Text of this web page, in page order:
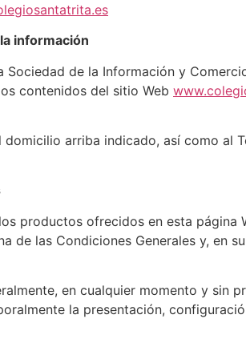
información
de la Información y
contenidos del sitio Web
arriba indicado, así como al
productos ofrecidos en esta página
las Condiciones Generales y, en
en cualquier momento y sin
la presentación,